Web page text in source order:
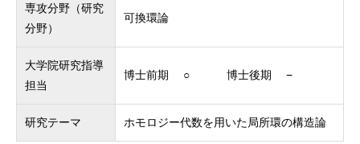
専攻分野（研究
分野）
可換環論
大学院研究指導
担当
博士前期 ○ 博士後期 −
研究テーマ ホモロジー代数を用いた局所環の構造論